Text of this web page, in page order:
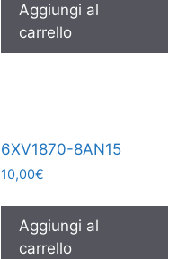
Aggiungi al
carrello
6XV1870-8AN15
10,00€
Aggiungi al
carrello